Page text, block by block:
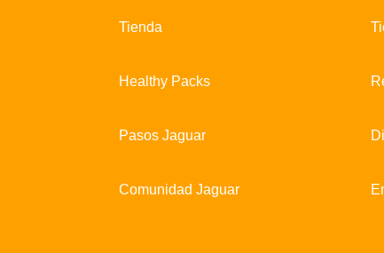
Tienda
Healthy Packs
Pasos Jaguar
Comunidad Jaguar